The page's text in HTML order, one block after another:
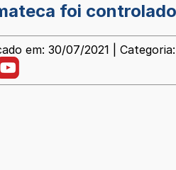
foi
em: 30/07/2021 |